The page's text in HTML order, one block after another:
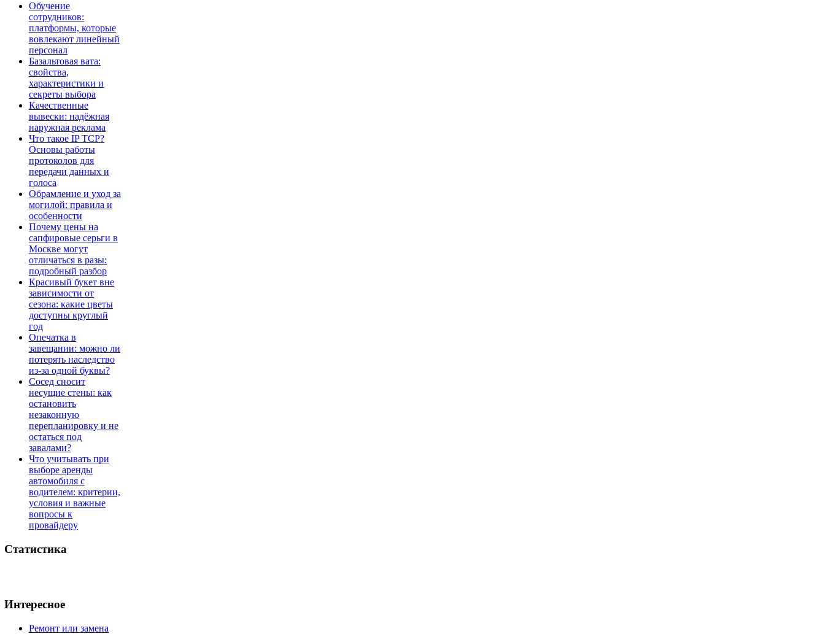
Обучение
сотрудников:
платформы, которые
вовлекают линейный
персонал
Базальтовая вата:
свойства,
характеристики и
секреты выбора
Качественные
вывески: надёжная
наружная реклама
Что такое IP TCP?
Основы работы
протоколов для
передачи данных и
голоса
Обрамление и уход за
могилой: правила и
особенности
Почему цены на
сапфировые серьги в
Москве могут
отличаться в разы:
подробный разбор
Красивый букет вне
зависимости от
сезона: какие цветы
доступны круглый
год
Опечатка в
завещании: можно ли
потерять наследство
из-за одной буквы?
Сосед сносит
несущие стены: как
остановить
незаконную
перепланировку и не
остаться под
завалами?
Что учитывать при
выборе аренды
автомобиля с
водителем: критерии,
условия и важные
вопросы к
провайдеру
Статистика
Интересное
Ремонт или замена